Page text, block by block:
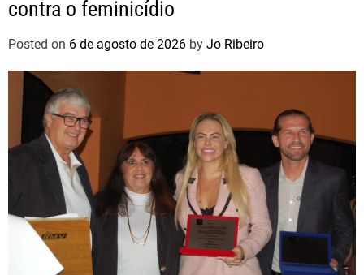
contra o feminicídio
Posted on 6 de agosto de 2026 by Jo Ribeiro